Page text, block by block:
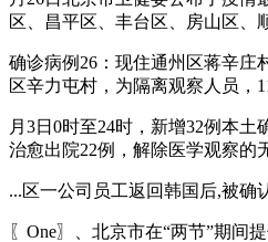
区、昌平区、丰台区、房山区、
确诊病例26：现住通州区蒋辛庄
区辛力屯村，为隔离观察人员，
月3日0时至24时，新增32例本
治愈出院22例，解除医学观察的
...区一公司员工返回韩国后,被确
〖One〗、北京市在“两节”期间